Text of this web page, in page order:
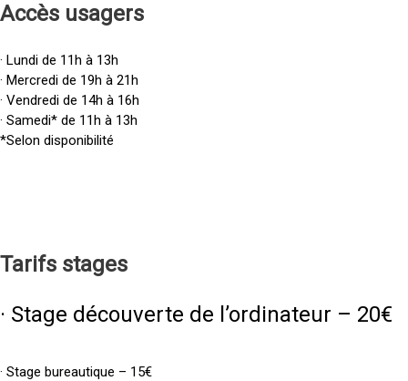
Accès usagers
· Lundi de 11h à 13h
· Mercredi de 19h à 21h
· Vendredi de 14h à 16h
· Samedi* de 11h à 13h
*Selon disponibilité
Tarifs stages
· Stage découverte de l’ordinateur – 20€
· Stage bureautique – 15€